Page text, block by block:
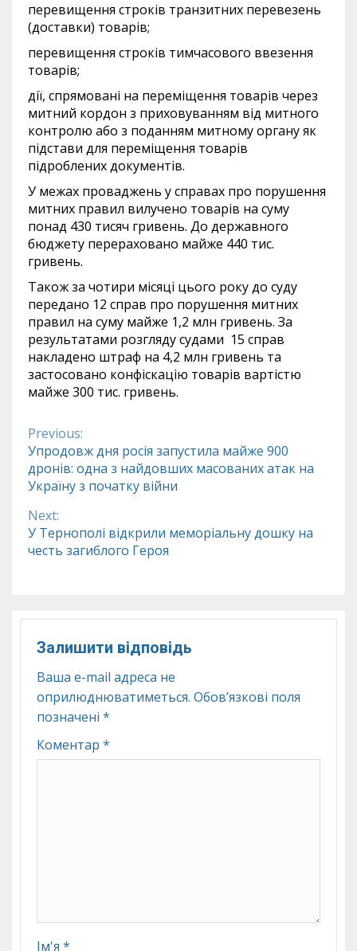
перевищення строків транзитних перевезень
(доставки) товарів;
перевищення строків тимчасового ввезення
товарів;
дії, спрямовані на переміщення товарів через
митний кордон з приховуванням від митного
контролю або з поданням митному органу як
підстави для переміщення товарів
підроблених документів.
У межах проваджень у справах про порушення
митних правил вилучено товарів на суму
понад 430 тисяч гривень. До державного
бюджету перераховано майже 440 тис.
гривень.
Також за чотири місяці цього року до суду
передано 12 справ про порушення митних
правил на суму майже 1,2 млн гривень. За
результатами розгляду судами 15 справ
накладено штраф на 4,2 млн гривень та
застосовано конфіскацію товарів вартістю
майже 300 тис. гривень.
Continue
Reading
Previous:
Упродовж дня росія запустила майже 900
дронів: одна з найдовших масованих атак на
Україну з початку війни
Next:
У Тернополі відкрили меморіальну дошку на
честь загиблого Героя
Залишити відповідь
Ваша e-mail адреса не
оприлюднюватиметься. Обов’язкові поля
позначені *
Коментар *
Ім'я *